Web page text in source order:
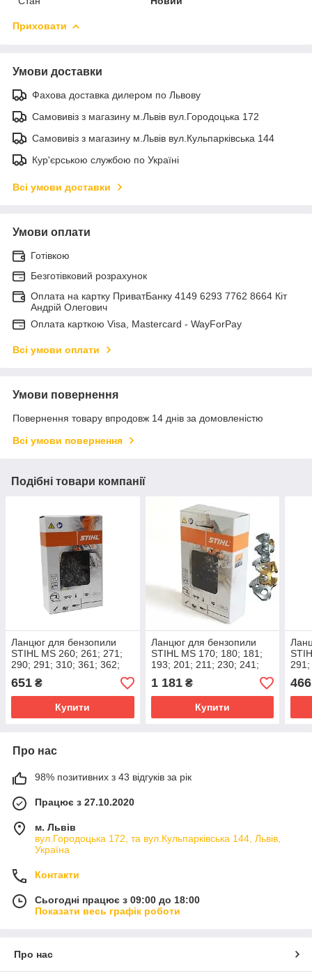
Приховати
Умови доставки
Фахова доставка дилером по Львову
Самовивіз з магазину м.Львів вул.Городоцька 172
Самовивіз з магазину м.Львів вул.Кульпарківська 144
Кур'єрською службою по Україні
Всі умови доставки
Умови оплати
Готівкою
Безготівковий розрахунок
Оплата на картку ПриватБанку 4149 6293 7762 8664 Кіт
Андрій Олегович
Оплата карткою Visa, Mastercard - WayForPay
Всі умови оплати
Умови повернення
Повернення товару впродовж 14 днів за домовленістю
Всі умови повернення
Подібні товари компанії
Ланцюг для бензопили
STIHL MS 260; 261; 271;
290; 291; 310; 361; 362;
440; 441; 461; 661; MSE
220; 250
651 ₴
Купити
Ланцюг для бензопили
STIHL MS 170; 180; 181;
193; 201; 211; 230; 241;
250; 260; 261; MSE 170;
190; 210; 230
1 181₴
Купити
см.
466
Про нас
98% позитивних з 43 відгуків за рік
Працює з 27.10.2020
м. Львів
вул.Городоцька 172, та вул.Кульпарківська 144, Львів,
Україна
Контакти
Сьогодні працює з 09:00 до 18:00
Показати весь графік роботи
Про нас